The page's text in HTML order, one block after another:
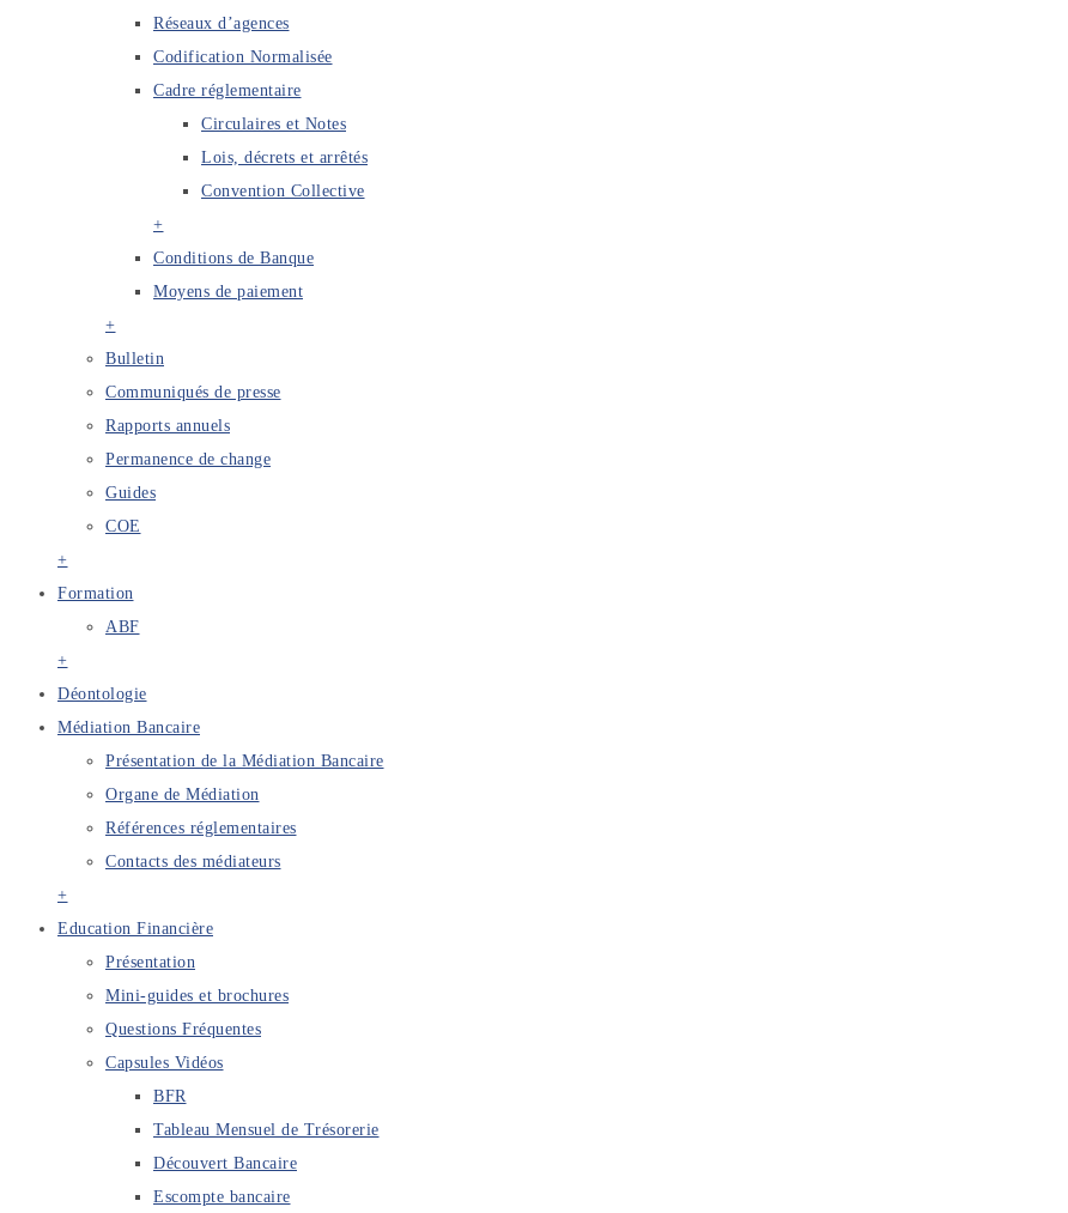
Réseaux d’agences
Codification Normalisée
Cadre réglementaire
Circulaires et Notes
Lois, décrets et arrêtés
Convention Collective
+
Conditions de Banque
Moyens de paiement
+
Bulletin
Communiqués de presse
Rapports annuels
Permanence de change
Guides
COE
+
Formation
ABF
+
Déontologie
Médiation Bancaire
Présentation de la Médiation Bancaire
Organe de Médiation
Références réglementaires
Contacts des médiateurs
+
Education Financière
Présentation
Mini-guides et brochures
Questions Fréquentes
Capsules Vidéos
BFR
Tableau Mensuel de Trésorerie
Découvert Bancaire
Escompte bancaire